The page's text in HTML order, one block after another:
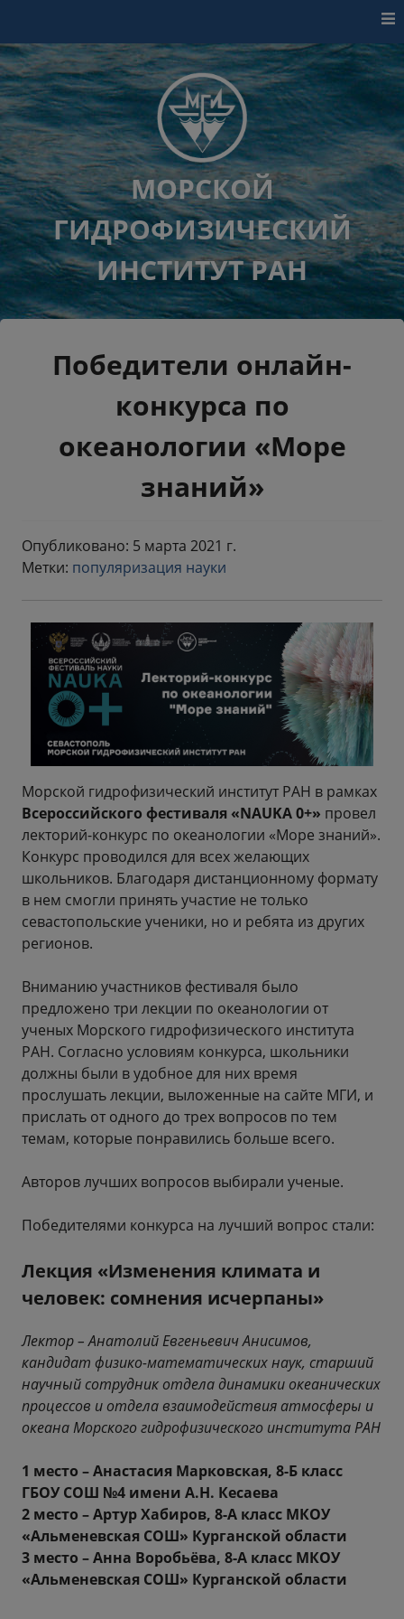
МОРСКОЙ
ГИДРОФИЗИЧЕСКИЙ
ИНСТИТУТ РАН
Победители онлайн-
конкурса по
океанологии «Море
знаний»
Опубликовано: 5 марта 2021 г.
Метки: популяризация науки
Морской гидрофизический институт РАН в рамках
Всероссийского фестиваля «NAUKA 0+» провел
лекторий-конкурс по океанологии «Море знаний».
Конкурс проводился для всех желающих
школьников. Благодаря дистанционному формату
в нем смогли принять участие не только
севастопольские ученики, но и ребята из других
регионов.
Вниманию участников фестиваля было
предложено три лекции по океанологии от
ученых Морского гидрофизического института
РАН. Согласно условиям конкурса, школьники
должны были в удобное для них время
прослушать лекции, выложенные на сайте МГИ, и
прислать от одного до трех вопросов по тем
темам, которые понравились больше всего.
Авторов лучших вопросов выбирали ученые.
Победителями конкурса на лучший вопрос стали:
Лекция «Изменения климата и
человек: сомнения исчерпаны»
Лектор – Анатолий Евгеньевич Анисимов,
кандидат физико-математических наук, старший
научный сотрудник отдела динамики океанических
процессов и отдела взаимодействия атмосферы и
океана Морского гидрофизического института РАН
1 место – Анастасия Марковская, 8-Б класс
ГБОУ СОШ №4 имени А.Н. Кесаева
2 место – Артур Хабиров, 8-А класс МКОУ
«Альменевская СОШ» Курганской области
3 место – Анна Воробьёва, 8-А класс МКОУ
«Альменевская СОШ» Курганской области